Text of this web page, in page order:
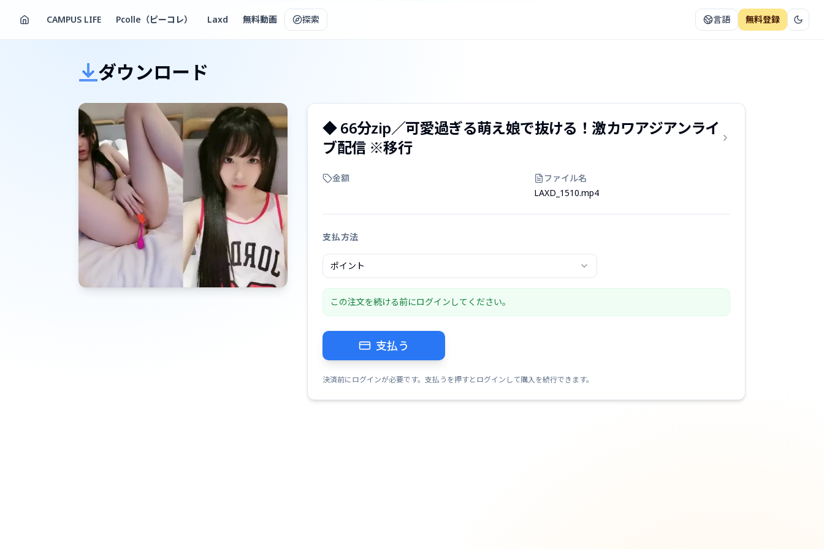
CAMPUS LIFE Pcolle（ピーコレ） Laxd 無料動画 探索 言語 無料登録
ダウンロード
◆ 66分zip／可愛過ぎる萌え娘で抜ける！激カワアジアンライ
ブ配信 ※移行
金額
ファイル名
LAXD_1510.mp4
支払方法
ポイント
この注文を続ける前にログインしてください。
支払う
決済前にログインが必要です。支払うを押すとログインして購入を続行できます。